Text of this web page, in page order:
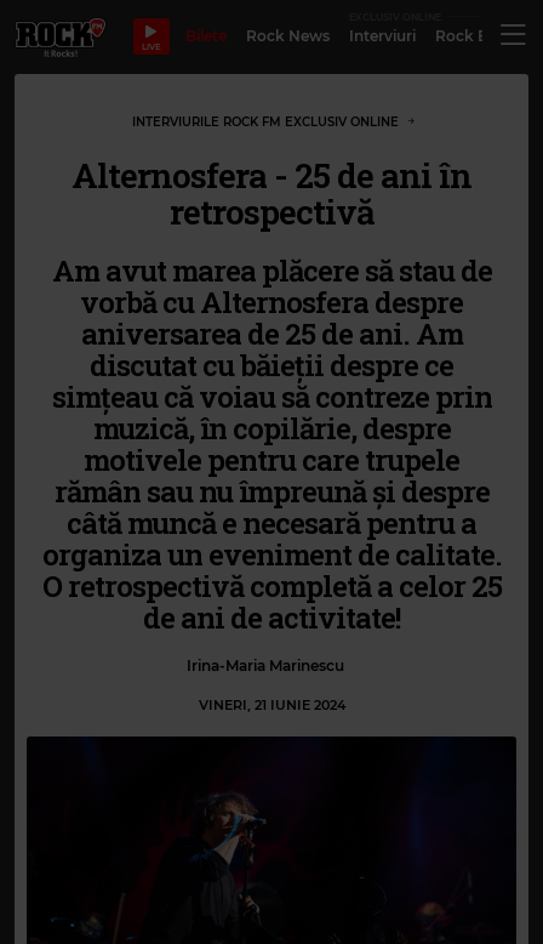
LIVE
Bilete Rock News Interviuri Rock
INTERVIURILE ROCK FM EXCLUSIV ONLINE
Alternosfera - 25 de ani în
retrospectivă
Am avut marea plăcere să stau de
vorbă cu Alternosfera despre
aniversarea de 25 de ani. Am
discutat cu băieții despre ce
simțeau că voiau să contreze prin
muzică, în copilărie, despre
motivele pentru care trupele
rămân sau nu împreună și despre
câtă muncă e necesară pentru a
organiza un eveniment de calitate.
O retrospectivă completă a celor 25
de ani de activitate!
Irina-Maria Marinescu
VINERI, 21 IUNIE 2024